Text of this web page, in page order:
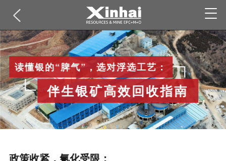
读懂银的“脾气”，选对浮选工艺：
伴生银矿高效回收指南
政策收紧，氰化受限：